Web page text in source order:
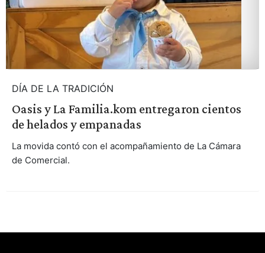
DÍA DE LA TRADICIÓN
Oasis y La Familia.kom entregaron cientos
de helados y empanadas
La movida contó con el acompañamiento de La Cámara
de Comercial.